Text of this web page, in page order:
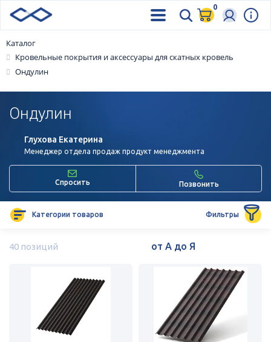
0
Каталог
Кровельные покрытия и аксессуары для скатных кровель
Ондулин
Ондулин
Глухова Екатерина
Менеджер отдела продаж продукт менеджмента
Спросить Позвонить
Категории товаров Фильтры
40 позиций